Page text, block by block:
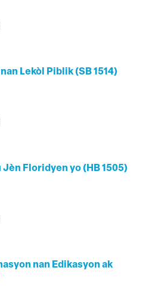
Lekòl Piblik (SB 1514)
Jèn Floridyen yo (HB 1505)
nan Edikasyon ak